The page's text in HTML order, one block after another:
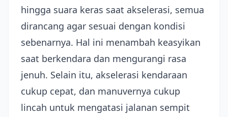
hingga suara keras saat akselerasi, semua
dirancang agar sesuai dengan kondisi
sebenarnya. Hal ini menambah keasyikan
saat berkendara dan mengurangi rasa
jenuh. Selain itu, akselerasi kendaraan
cukup cepat, dan manuvernya cukup
lincah untuk mengatasi jalanan sempit